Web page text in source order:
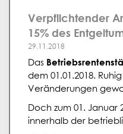
Verpflichtender
15% des
29.11.2018
Das
dem 01.01.2018.
Veränderungen
Doch zum 01. Januar
innerhalb der